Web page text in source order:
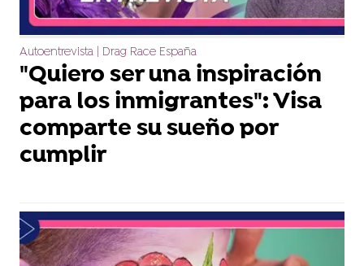
Autoentrevista | Drag Race España
"Quiero ser una inspiración
para los inmigrantes": Visa
comparte su sueño por
cumplir